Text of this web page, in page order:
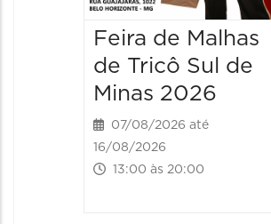
Feira de Malhas
de Tricô Sul de
Minas 2026
07/08/2026 até
16/08/2026
13:00 às 20:00